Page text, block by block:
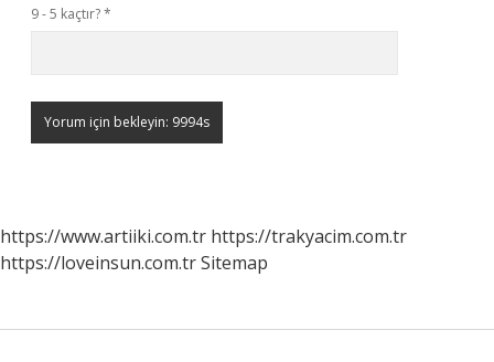
9 - 5 kaçtır?*
https://www.artiiki.com.tr https://trakyacim.com.tr
https://loveinsun.com.trSitemap